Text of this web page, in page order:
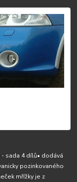
sada 4 dílů• dodává
pozinkovaného
mřížky je z